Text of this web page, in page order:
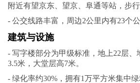
附近有望京东、望京、阜通等站，步
- 公交线路丰富，周边2公里内有23个
建筑与设施
- 写字楼部分为甲级标准，地上22层、
3.5米，大堂层高7米。
- 绿化率约30%，拥有1万平方米集中